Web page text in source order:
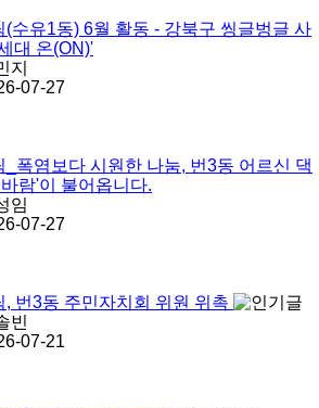
(수유1동) 6월 활동 - 강북구 씽글벙글 사
대 온(ON)'
지
07-27
_폭염보다 시원한 나눔, 번3동 어르신 댁
람'이 불어옵니다.
임
07-27
, 번3동 주민자치회 위원 위촉
빈
07-21